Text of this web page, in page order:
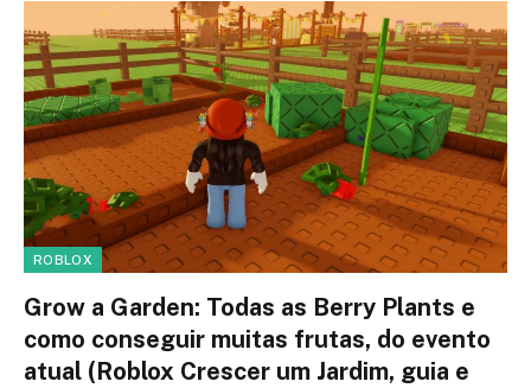
ROBLOX
Grow a Garden: Todas as Berry Plants e
como conseguir muitas frutas, do evento
atual (Roblox Crescer um Jardim, guia e